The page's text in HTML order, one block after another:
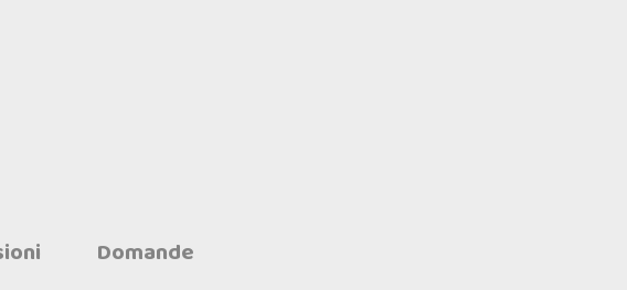
Domande